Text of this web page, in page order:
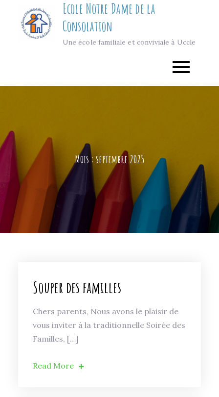
content
Ecole Notre Dame de la
Consolation
Une école familiale et conviviale à Uccle
Mois : septembre 2025
Souper des familles
Chers parents, Nous avons le plaisir de
vous inviter à la traditionnelle Soirée des
Familles, […]
Read More